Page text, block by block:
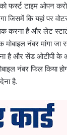
फर्स्ट टाइम ओपन
जिसमें कि यहां पर
करना है और लेट
नंबर मांगा जा
है और सेंड ओटीपी के
नंबर फिल किया
है.